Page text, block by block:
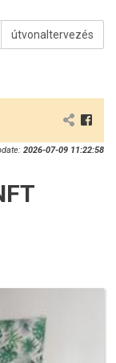
útvonaltervezés
2026-07-09 11:22:58